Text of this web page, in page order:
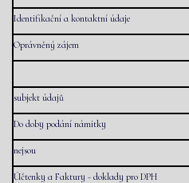
Identifikační a kontaktní údaje
Oprávněný zájem
subjekt údajů
Do doby podání námitky
nejsou
Účtenky a Faktury - doklady pro DPH